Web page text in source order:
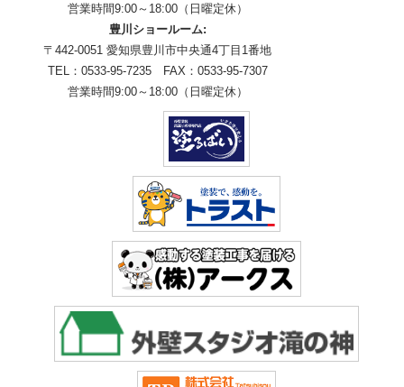
営業時間9:00～18:00（日曜定休）
豊川ショールーム:
〒442-0051 愛知県豊川市中央通4丁目1番地
TEL：0533-95-7235 FAX：0533-95-7307
営業時間9:00～18:00（日曜定休）